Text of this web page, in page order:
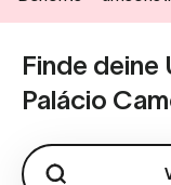
Finde deine
Palácio